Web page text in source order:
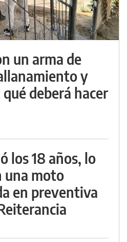
un arma de
y
deberá hacer
los 18 años, lo
una moto
en preventiva